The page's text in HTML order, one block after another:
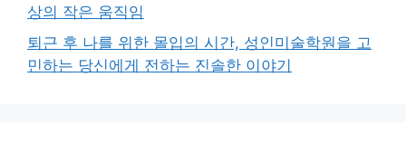
상의 작은 움직임
퇴근 후 나를 위한 몰입의 시간, 성인미술학원을 고
민하는 당신에게 전하는 진솔한 이야기